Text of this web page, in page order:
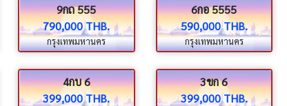
9กถ 555
790,000 THB.
กรุงเทพมหานคร
6กอ 5555
590,000 THB.
กรุงเทพมหานคร
4กบ 6
399,000 THB.
3ขก 6
399,000 THB.